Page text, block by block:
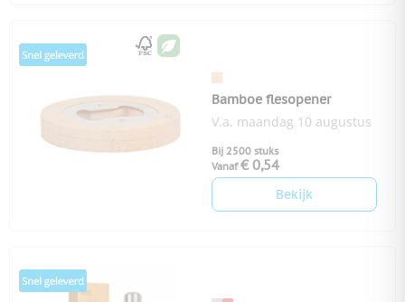
Bamboe flesopener
V.a. maandag 10 augustus
Bij 2500 stuks
Vanaf € 0,54
Bekijk